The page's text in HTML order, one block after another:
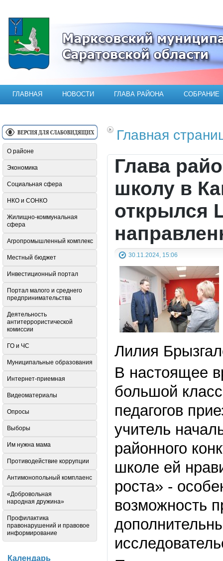
Официальный сайт Марксовского
ГЛАВНАЯ НОВОСТИ ГЛАВА РАЙОНА СОБРАНИЕ
Главная
Глава
школу в
открылся
30.11.2024, 15:06
Лилия
В настоящее
большой
педагогов
учитель
районного
школе ей
роста» -
возможность
О районе
Экономика
Социальная сфера
НКО и СОНКО
Жилищно-коммунальная
сфера
Агропромышленный комплекс
Местный бюджет
Инвестиционный портал
Портал малого и среднего
предпринимательства
Деятельность
антитеррористической
комиссии
ГО и ЧС
Муниципальные образования
Интернет-приемная
Видеоматериалы
Опросы
Выборы
Им нужна мама
Противодействие коррупции
Антимонопольный комплаенс
«Добровольная
народная дружина»
Профилактика
правонарушений и правовое
информирование
Календарь